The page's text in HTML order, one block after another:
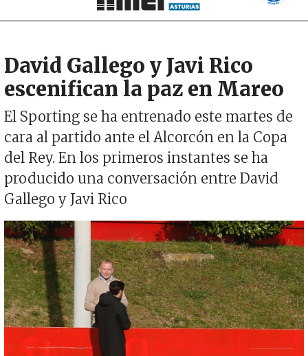
David Gallego y Javi Rico
escenifican la paz en Mareo
El Sporting se ha entrenado este martes de
cara al partido ante el Alcorcón en la Copa
del Rey. En los primeros instantes se ha
producido una conversación entre David
Gallego y Javi Rico
Imagen